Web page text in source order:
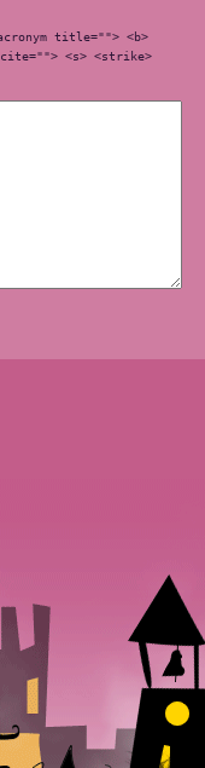
title=""> <b>
cite=""> <s> <strike>